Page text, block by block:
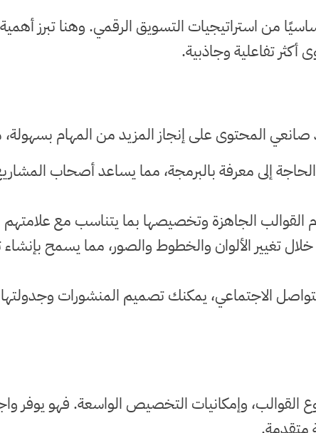
من استراتيجيات التسويق الرقمي. وهنا تبرز
تفاعلية وجاذبية.
المحتوى على إنجاز المزيد من المهام
إلى معرفة بالبرمجة، مما يساعد أصحاب
الجاهزة وتخصيصها بما يتناسب مع علامتهم
تغيير الألوان والخطوط والصور، مما يسمح
الاجتماعي، يمكنك تصميم المنشورات
القوالب، وإمكانيات التخصيص الواسعة. فهو يوفر